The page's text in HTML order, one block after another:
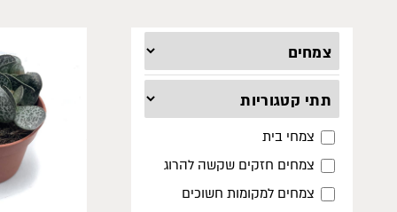
צמחי בית
צמחים חזקים שקשה להרוג
צמחים למקומות חשוכים